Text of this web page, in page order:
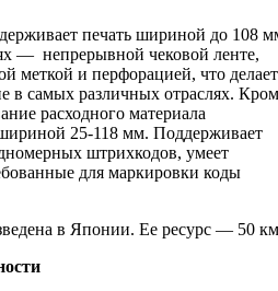
печать шириной до 108
— непрерывной чековой ленте,
меткой и перфорацией, что делает
в самых различных отраслях.
расходного материала
25-118 мм. Поддерживает
штрихкодов, умеет
для маркировки коды
в Японии. Ее ресурс — 50